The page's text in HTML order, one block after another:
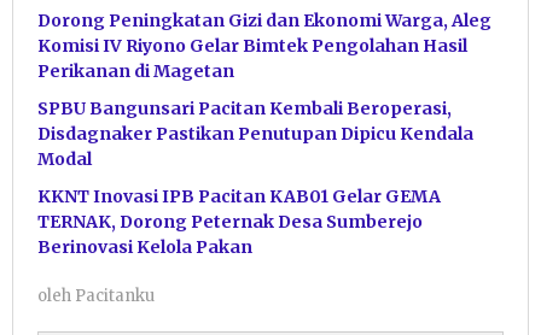
Dorong Peningkatan Gizi dan Ekonomi Warga, Aleg
Komisi IV Riyono Gelar Bimtek Pengolahan Hasil
Perikanan di Magetan
SPBU Bangunsari Pacitan Kembali Beroperasi,
Disdagnaker Pastikan Penutupan Dipicu Kendala
Modal
KKNT Inovasi IPB Pacitan KAB01 Gelar GEMA
TERNAK, Dorong Peternak Desa Sumberejo
Berinovasi Kelola Pakan
oleh Pacitanku